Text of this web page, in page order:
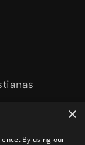
×
By using our